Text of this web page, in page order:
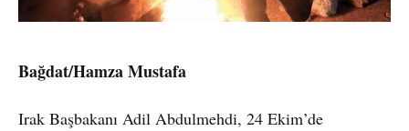
Bağdat/Hamza Mustafa
Irak Başbakanı Adil Abdulmehdi, 24 Ekim’de